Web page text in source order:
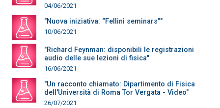
04/06/2021
"Nuova iniziativa: “Fellini seminars”"
10/06/2021
"Richard Feynman: disponibili le registrazioni
audio delle sue lezioni di fisica"
16/06/2021
"Un racconto chiamato: Dipartimento di Fisica
dell'Università di Roma Tor Vergata - Video"
26/07/2021